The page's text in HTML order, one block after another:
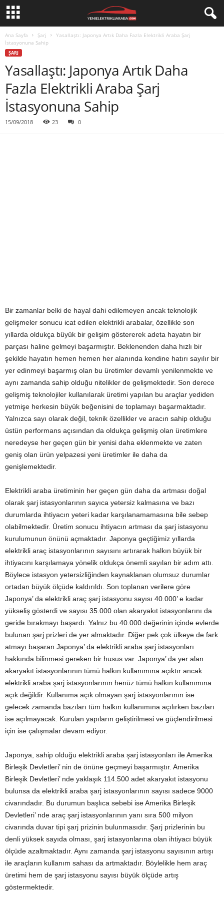
Ana Sayfa Şarj
Yasallaştı: Japonya Artık Daha Fazla Elektrikli Araba Şarj
İstasyonuna Sahip
ŞARJ
Yasallaştı: Japonya Artık Daha
Fazla Elektrikli Araba Şarj
İstasyonuna Sahip
15/09/2018 23 0
Bir zamanlar belki de hayal dahi edilemeyen ancak teknolojik
gelişmeler sonucu icat edilen elektrikli arabalar, özellikle son
yıllarda oldukça büyük bir gelişim göstererek adeta hayatın bir
parçası haline gelmeyi başarmıştır. Beklenenden daha hızlı bir
şekilde hayatın hemen hemen her alanında kendine hatırı sayılır bir
yer edinmeyi başarmış olan bu üretimler devamlı yenilenmekte ve
aynı zamanda sahip olduğu nitelikler de gelişmektedir. Son derece
gelişmiş teknolojiler kullanılarak üretimi yapılan bu araçlar yediden
yetmişe herkesin büyük beğenisini de toplamayı başarmaktadır.
Yalnızca sayı olarak değil, teknik özellikler ve aracın sahip olduğu
üstün performans açısından da oldukça gelişmiş olan üretimlere
neredeyse her geçen gün bir yenisi daha eklenmekte ve zaten
geniş olan ürün yelpazesi yeni üretimler ile daha da
genişlemektedir.
Elektrikli araba üretiminin her geçen gün daha da artması doğal
olarak şarj istasyonlarının sayıca yetersiz kalmasına ve bazı
durumlarda ihtiyacın yeteri kadar karşılanamamasına bile sebep
olabilmektedir. Üretim sonucu ihtiyacın artması da şarj istasyonu
kurulumunun önünü açmaktadır. Japonya geçtiğimiz yıllarda
elektrikli araç istasyonlarının sayısını artırarak halkın büyük bir
ihtiyacını karşılamaya yönelik oldukça önemli sayılan bir adım attı.
Böylece istasyon yetersizliğinden kaynaklanan olumsuz durumlar
ortadan büyük ölçüde kaldırıldı. Son toplanan verilere göre
Japonya’ da elektrikli araç şarj istasyonu sayısı 40.000’ e kadar
yükseliş gösterdi ve sayısı 35.000 olan akaryakıt istasyonlarını da
geride bırakmayı başardı. Yalnız bu 40.000 değerinin içinde evlerde
bulunan şarj prizleri de yer almaktadır. Diğer pek çok ülkeye de fark
atmayı başaran Japonya’ da elektrikli araba şarj istasyonları
hakkında bilinmesi gereken bir husus var. Japonya’ da yer alan
akaryakıt istasyonlarının tümü halkın kullanımına açıktır ancak
elektrikli araba şarj istasyonlarının henüz tümü halkın kullanımına
açık değildir. Kullanıma açık olmayan şarj istasyonlarının ise
gelecek zamanda bazıları tüm halkın kullanımına açılırken bazıları
ise açılmayacak. Kurulan yapıların geliştirilmesi ve güçlendirilmesi
için ise çalışmalar devam ediyor.
Japonya, sahip olduğu elektrikli araba şarj istasyonları ile Amerika
Birleşik Devletleri’ nin de önüne geçmeyi başarmıştır. Amerika
Birleşik Devletleri’ nde yaklaşık 114.500 adet akaryakıt istasyonu
bulunsa da elektrikli araba şarj istasyonlarının sayısı sadece 9000
civarındadır. Bu durumun başlıca sebebi ise Amerika Birleşik
Devletleri’ nde araç şarj istasyonlarının yanı sıra 500 milyon
civarında duvar tipi şarj prizinin bulunmasıdır. Şarj prizlerinin bu
denli yüksek sayıda olması, şarj istasyonlarına olan ihtiyacı büyük
ölçüde azaltmaktadır. Aynı zamanda şarj istasyonu sayısının artışı
ile araçların kullanım sahası da artmaktadır. Böylelikle hem araç
üretimi hem de şarj istasyonu sayısı büyük ölçüde artış
göstermektedir.